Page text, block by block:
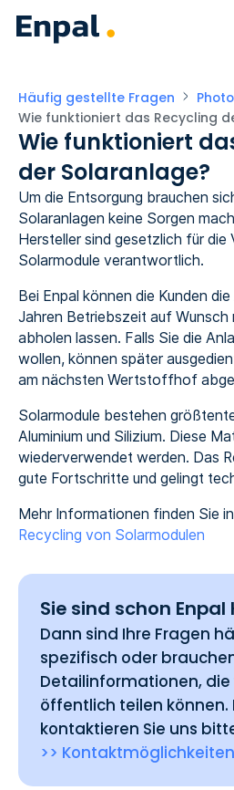
Häufig gestellte Fragen
Wie funktioniert das Recycling
Wie funktioniert
der Solaranlage?
Um die Entsorgung brauchen
Solaranlagen keine Sorgen
Hersteller sind gesetzlich für die
Solarmodule verantwortlich.
Bei Enpal können die Kunden
Jahren Betriebszeit auf Wunsch
abholen lassen. Falls Sie die
wollen, können später
am nächsten Wertstoffhof
Solarmodule bestehen
Aluminium und Silizium. Diese
wiederverwendet werden. Das
gute Fortschritte und gelingt
Mehr Informationen finden Sie
Recycling von Solarmodulen
Sie sind schon Enpal
Dann sind Ihre Fragen
spezifisch oder
Detailinformationen, die
öffentlich teilen können.
kontaktieren Sie uns
>> Kontaktmöglichkeiten